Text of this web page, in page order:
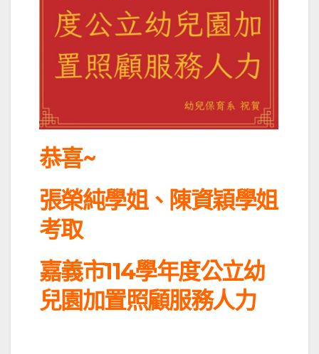
恭喜~
張榮純學姐、陳資穎學姐
考取
嘉義市114學年度公立幼
兒園加置照顧服務人力